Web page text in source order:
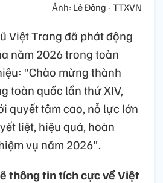
Ảnh: Lê Đông - TTXVN
Việt Trang đã phát động
năm 2026 trong toàn
“Chào mừng thành
toàn quốc lần thứ XIV,
quyết tâm cao, nỗ lực lớn
liệt, hiệu quả, hoàn
vụ năm 2026".
thông tin tích cực về Việt